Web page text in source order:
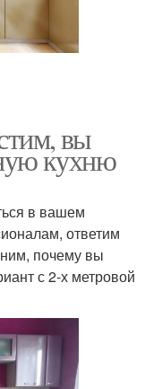
вы
кухню
в вашем
ответим
почему вы
с 2-х метровой